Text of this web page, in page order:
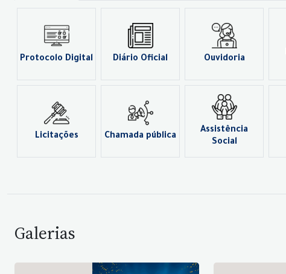
Protocolo Digital Diário Oficial Ouvidoria
Licitações Chamada pública
Assistência
Social
Galerias